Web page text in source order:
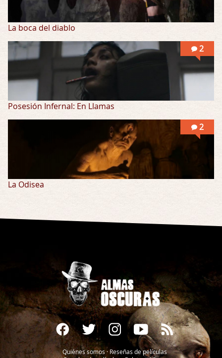
La boca del diablo
2
Posesión Infernal: En Llamas
2
La Odisea
Quiénes somos·Reseñas de películas